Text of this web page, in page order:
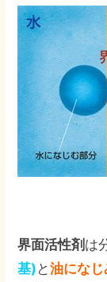
界面活性剤 は
基) と油にな